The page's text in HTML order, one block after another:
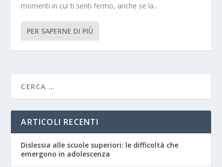
momenti in cui ti senti fermo, anche se la...
PER SAPERNE DI PIÙ
ARTICOLI RECENTI
Dislessia alle scuole superiori: le difficoltà che
emergono in adolescenza